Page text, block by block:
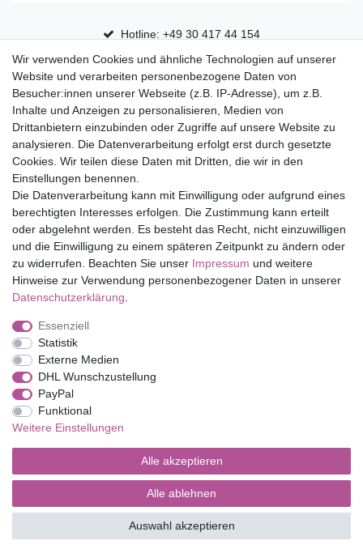
Hotline: +49 30 417 44 154
30 Tage Rückgaberecht
Versandfrei ab 75 € in Deutschland
Top Marken
Eduplay
Folia Bringmann
Shop
Mein Konto
Service
Versandkosten
Impressum
Barrierefreiheitserklärung
Vertrag widerrufen
Wir verwenden Cookies und ähnliche Technologien auf unserer
Website und verarbeiten personenbezogene Daten von
Besucher:innen unserer Webseite (z.B. IP-Adresse), um z.B.
Inhalte und Anzeigen zu personalisieren, Medien von
Drittanbietern einzubinden oder Zugriffe auf unsere Website zu
analysieren. Die Datenverarbeitung erfolgt erst durch gesetzte
Cookies. Wir teilen diese Daten mit Dritten, die wir in den
Einstellungen benennen.
Die Datenverarbeitung kann mit Einwilligung oder aufgrund eines
berechtigten Interesses erfolgen. Die Zustimmung kann erteilt
oder abgelehnt werden. Es besteht das Recht, nicht einzuwilligen
und die Einwilligung zu einem späteren Zeitpunkt zu ändern oder
zu widerrufen. Beachten Sie unser Impressum und weitere
Hinweise zur Verwendung personenbezogener Daten in unserer
Daten­schutz­erklärung
Essenziell
Statistik
Externe Medien
DHL Wunschzustellung
PayPal
Funktional
Weitere Einstellungen
Alle akzeptieren
Alle ablehnen
Auswahl akzeptieren